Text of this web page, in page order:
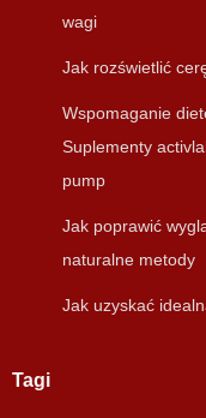
wagi
Jak rozświetlić
Wspomaganie
Suplementy
pump
Jak poprawić
naturalne metody
Jak uzyskać
Tagi